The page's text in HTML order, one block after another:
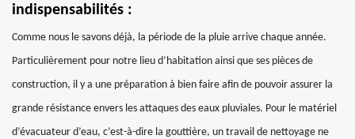
indispensabilités :
Comme nous le savons déjà, la période de la pluie arrive chaque année.
Particulièrement pour notre lieu d’habitation ainsi que ses pièces de
construction, il y a une préparation à bien faire afin de pouvoir assurer la
grande résistance envers les attaques des eaux pluviales. Pour le matériel
d’évacuateur d’eau, c’est-à-dire la gouttière, un travail de nettoyage ne